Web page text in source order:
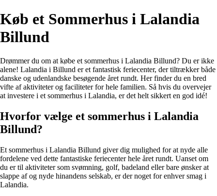
Køb et Sommerhus i Lalandia
Billund
Drømmer du om at købe et sommerhus i Lalandia Billund? Du er ikke
alene! Lalandia i Billund er et fantastisk feriecenter, der tiltrækker både
danske og udenlandske besøgende året rundt. Her finder du en bred
vifte af aktiviteter og faciliteter for hele familien. Så hvis du overvejer
at investere i et sommerhus i Lalandia, er det helt sikkert en god idé!
Hvorfor vælge et sommerhus i Lalandia
Billund?
Et sommerhus i Lalandia Billund giver dig mulighed for at nyde alle
fordelene ved dette fantastiske feriecenter hele året rundt. Uanset om
du er til aktiviteter som svømning, golf, badeland eller bare ønsker at
slappe af og nyde hinandens selskab, er der noget for enhver smag i
Lalandia.